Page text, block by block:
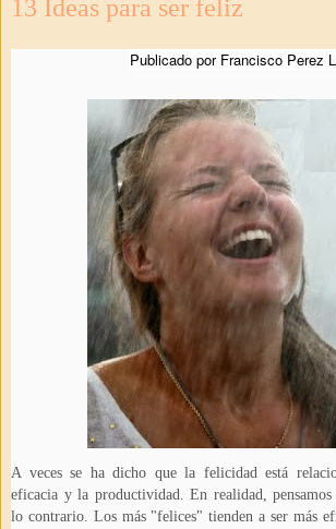
13 Ideas para ser feliz
Publicado por Francisco Perez
A veces se ha dicho que la felicidad está
eficacia y la productividad. En realidad, pensamos
lo contrario. Los más "felices" tienden a ser más